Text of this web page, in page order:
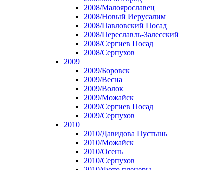
2008/Малоярославец
2008/Новый Иерусалим
2008/Павловский Посад
2008/Переславль-Залесский
2008/Сергиев Посад
2008/Серпухов
2009
2009/Боровск
2009/Весна
2009/Волок
2009/Можайск
2009/Сергиев Посад
2009/Серпухов
2010
2010/Давидова Пустынь
2010/Можайск
2010/Осень
2010/Серпухов